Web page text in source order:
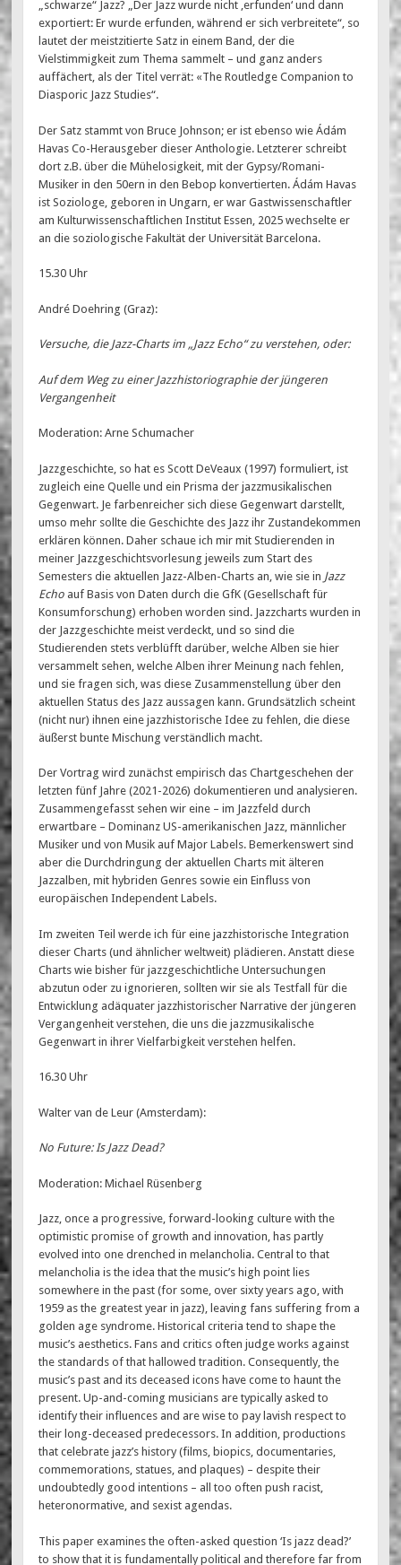
„schwarze“ Jazz? „Der Jazz wurde nicht ‚erfunden‘ und dann
exportiert: Er wurde erfunden, während er sich verbreitete“, so
lautet der meistzitierte Satz in einem Band, der die
Vielstimmigkeit zum Thema sammelt – und ganz anders
auffächert, als der Titel verrät: «The Routledge Companion to
Diasporic Jazz Studies“.
Der Satz stammt von Bruce Johnson; er ist ebenso wie Ádám
Havas Co-Herausgeber dieser Anthologie. Letzterer schreibt
dort z.B. über die Mühelosigkeit, mit der Gypsy/Romani-
Musiker in den 50ern in den Bebop konvertierten. Ádám Havas
ist Soziologe, geboren in Ungarn, er war Gastwissenschaftler
am Kulturwissenschaftlichen Institut Essen, 2025 wechselte er
an die soziologische Fakultät der Universität Barcelona.
15.30 Uhr
André Doehring (Graz):
Versuche, die Jazz-Charts im „Jazz Echo“ zu verstehen, oder:
Auf dem Weg zu einer Jazzhistoriographie der jüngeren
Vergangenheit
Moderation: Arne Schumacher
Jazzgeschichte, so hat es Scott DeVeaux (1997) formuliert, ist
zugleich eine Quelle und ein Prisma der jazzmusikalischen
Gegenwart. Je farbenreicher sich diese Gegenwart darstellt,
umso mehr sollte die Geschichte des Jazz ihr Zustandekommen
erklären können. Daher schaue ich mir mit Studierenden in
meiner Jazzgeschichtsvorlesung jeweils zum Start des
Semesters die aktuellen Jazz-Alben-Charts an, wie sie in Jazz
Echo auf Basis von Daten durch die GfK (Gesellschaft für
Konsumforschung) erhoben worden sind. Jazzcharts wurden in
der Jazzgeschichte meist verdeckt, und so sind die
Studierenden stets verblüfft darüber, welche Alben sie hier
versammelt sehen, welche Alben ihrer Meinung nach fehlen,
und sie fragen sich, was diese Zusammenstellung über den
aktuellen Status des Jazz aussagen kann. Grundsätzlich scheint
(nicht nur) ihnen eine jazzhistorische Idee zu fehlen, die diese
äußerst bunte Mischung verständlich macht.
Der Vortrag wird zunächst empirisch das Chartgeschehen der
letzten fünf Jahre (2021-2026) dokumentieren und analysieren.
Zusammengefasst sehen wir eine – im Jazzfeld durch
erwartbare – Dominanz US-amerikanischen Jazz, männlicher
Musiker und von Musik auf Major Labels. Bemerkenswert sind
aber die Durchdringung der aktuellen Charts mit älteren
Jazzalben, mit hybriden Genres sowie ein Einfluss von
europäischen Independent Labels.
Im zweiten Teil werde ich für eine jazzhistorische Integration
dieser Charts (und ähnlicher weltweit) plädieren. Anstatt diese
Charts wie bisher für jazzgeschichtliche Untersuchungen
abzutun oder zu ignorieren, sollten wir sie als Testfall für die
Entwicklung adäquater jazzhistorischer Narrative der jüngeren
Vergangenheit verstehen, die uns die jazzmusikalische
Gegenwart in ihrer Vielfarbigkeit verstehen helfen.
16.30 Uhr
Walter van de Leur (Amsterdam):
No Future: Is Jazz Dead?
Moderation: Michael Rüsenberg
Jazz, once a progressive, forward-looking culture with the
optimistic promise of growth and innovation, has partly
evolved into one drenched in melancholia. Central to that
melancholia is the idea that the music’s high point lies
somewhere in the past (for some, over sixty years ago, with
1959 as the greatest year in jazz), leaving fans suffering from a
golden age syndrome. Historical criteria tend to shape the
music’s aesthetics. Fans and critics often judge works against
the standards of that hallowed tradition. Consequently, the
music’s past and its deceased icons have come to haunt the
present. Up-and-coming musicians are typically asked to
identify their influences and are wise to pay lavish respect to
their long-deceased predecessors. In addition, productions
that celebrate jazz’s history (films, biopics, documentaries,
commemorations, statues, and plaques) – despite their
undoubtedly good intentions – all too often push racist,
heteronormative, and sexist agendas.
This paper examines the often-asked question ‘Is jazz dead?’
to show that it is fundamentally political and therefore far from